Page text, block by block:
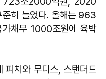
히 늘었다. 올해는 963
채무 1000조원에 육박
피치와 무디스, 스탠더드